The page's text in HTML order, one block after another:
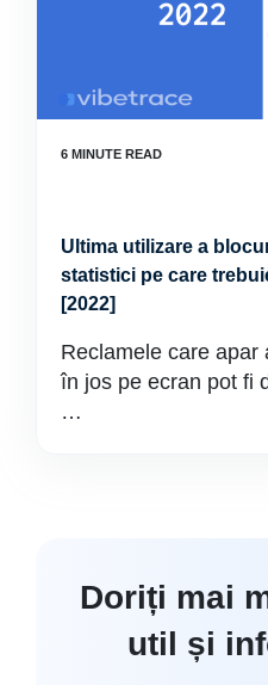
Ultima utilizare a
statistici pe care
[2022]
Reclamele care apar
în jos pe ecran pot fi
…
Doriți mai
util și